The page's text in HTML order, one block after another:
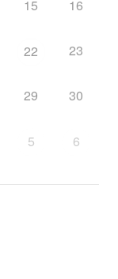
15 16
22 23
29 30
5 6